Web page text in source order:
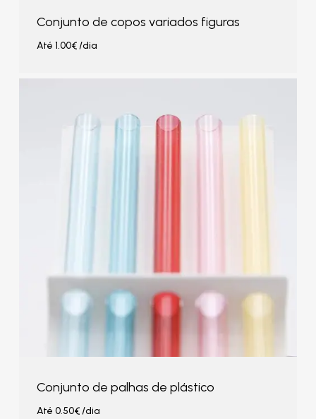
Conjunto de copos variados figuras
Até 1.00€/dia
Conjunto de palhas de plástico
Até 0.50€/dia